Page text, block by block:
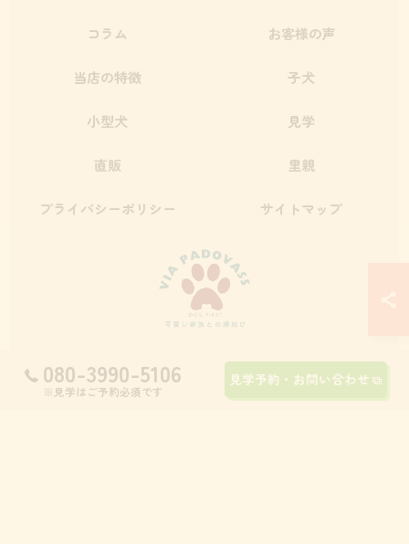
080-3990-5106
※見学はご予約必須です
見学予約・お問い合わせ
コラム お客様の声
当店の特徴 子犬
小型犬 見学
直販 里親
プライバシーポリシー サイトマップ
© 2026 九州のブリーダーならVia Padova55 ALL RIGHTS RESERVED.